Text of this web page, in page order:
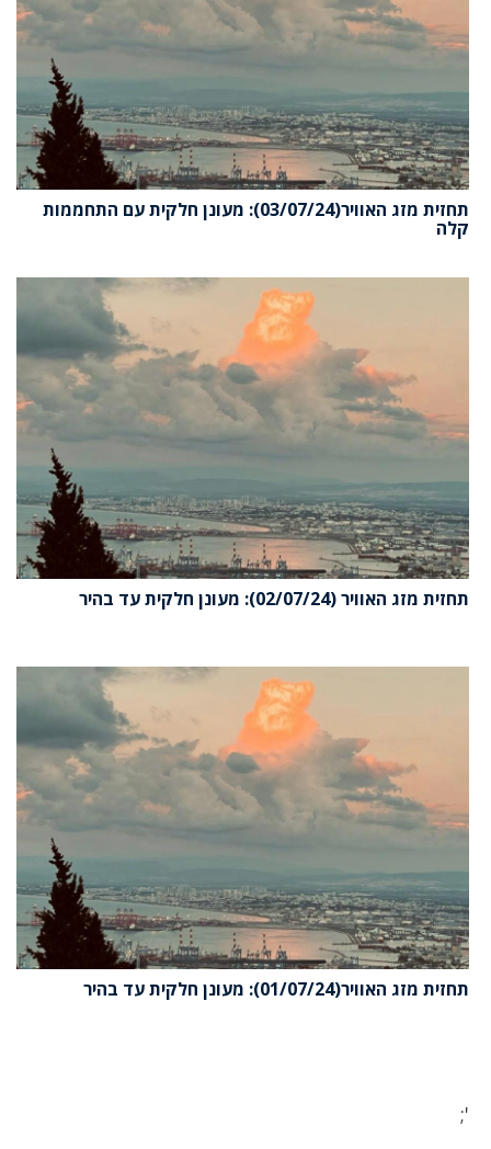
תחזית מזג האוויר(03/07/24): מעונן חלקית עם התחממות
קלה
תחזית מזג האוויר (02/07/24): מעונן חלקית עד בהיר
תחזית מזג האוויר(01/07/24): מעונן חלקית עד בהיר
';